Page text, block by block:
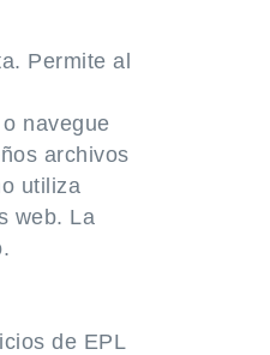
Permite al
navegue
archivos
utiliza
web. La
de EPL